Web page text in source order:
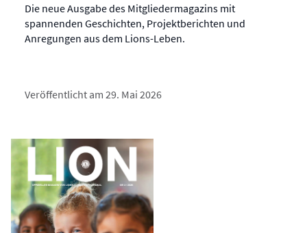
Die neue Ausgabe des Mitgliedermagazins mit
spannenden Geschichten, Projektberichten und
Anregungen aus dem Lions-Leben.
Veröffentlicht am 29. Mai 2026